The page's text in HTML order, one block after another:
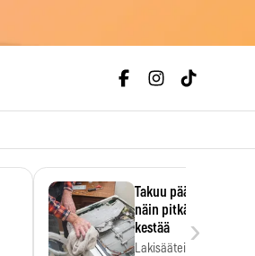
Takuu päättyi,
näin pitkään
kestää
Lakisääteinen
›